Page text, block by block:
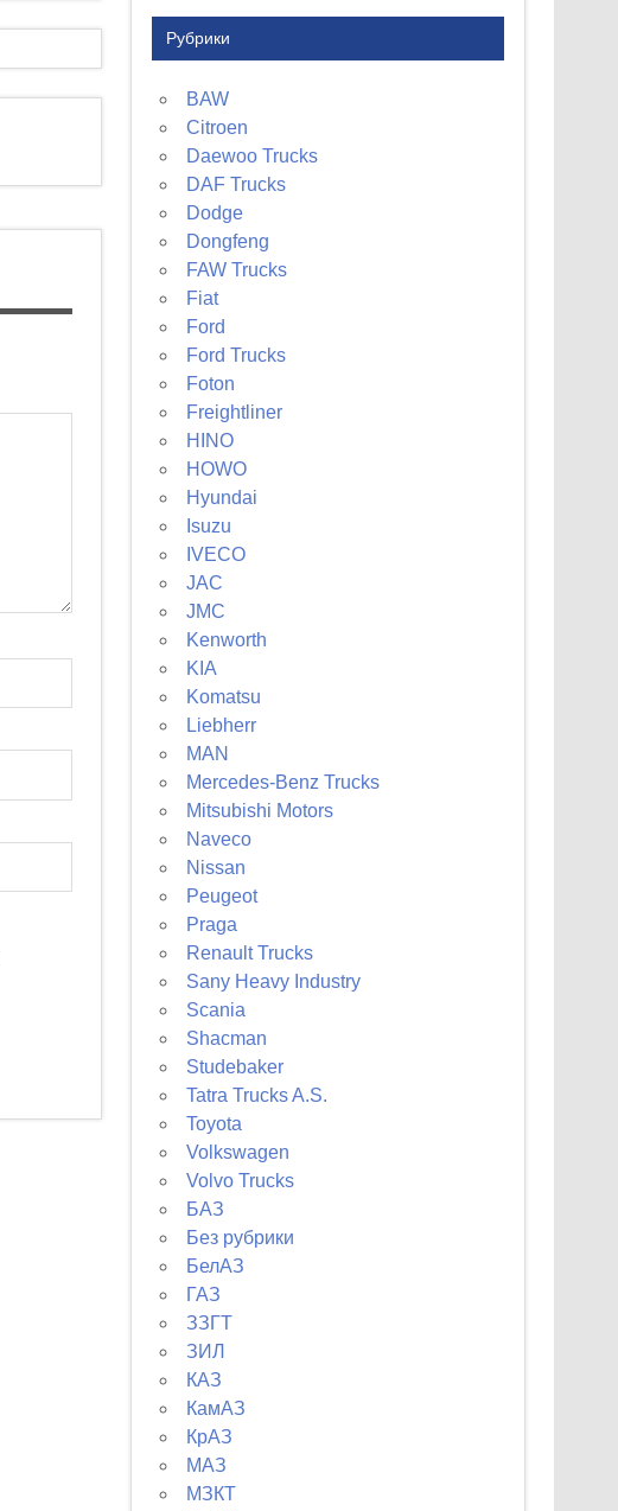
Рубрики
BAW
Citroen
Daewoo Trucks
DAF Trucks
Dodge
Dongfeng
FAW Trucks
Fiat
Ford
Ford Trucks
Foton
Freightliner
HINO
HOWO
Hyundai
Isuzu
IVECO
JAC
JMC
Kenworth
KIA
Komatsu
Liebherr
MAN
Mercedes-Benz Trucks
Mitsubishi Motors
Naveco
Nissan
Peugeot
Praga
Renault Trucks
Sany Heavy Industry
Scania
Shacman
Studebaker
Tatra Trucks A.S.
Toyota
Volkswagen
Volvo Trucks
БАЗ
Без рубрики
БелАЗ
ГАЗ
ЗЗГТ
ЗИЛ
КАЗ
КамАЗ
КрАЗ
МАЗ
МЗКТ